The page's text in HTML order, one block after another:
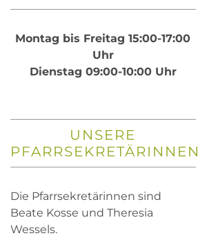
Montag bis Freitag 15:00-17:00
Uhr
Dienstag 09:00-10:00 Uhr
UNSERE
PFARRSEKRETÄRINNEN
Die Pfarrsekretärinnen sind
Beate Kosse und Theresia
Wessels.